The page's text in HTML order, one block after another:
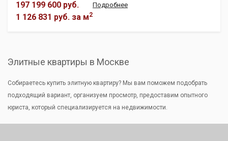
197 199 600 руб.
1 126 831 руб. за м2
Подробнее
Элитные квартиры в Москве
Собираетесь купить элитную квартиру? Мы вам поможем подобрать
подходящий вариант, организуем просмотр, предоставим опытного
юриста, который специализируется на недвижимости.